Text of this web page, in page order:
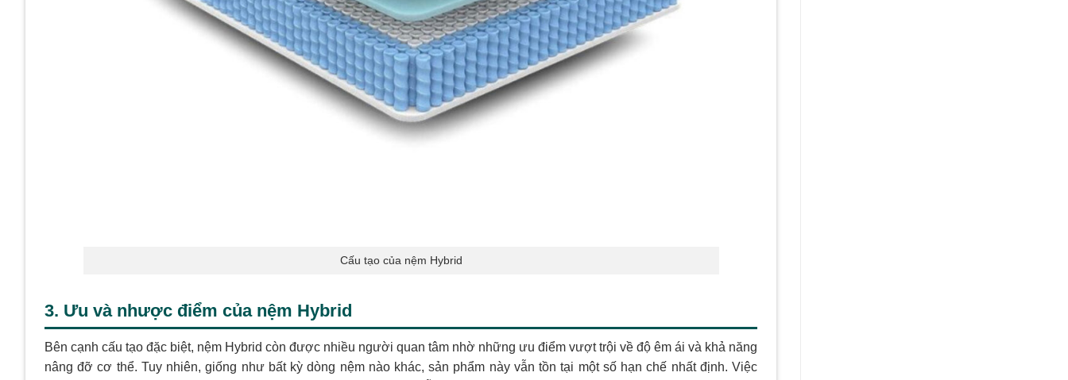
Cấu tạo của nệm Hybrid
3. Ưu và nhược điểm của nệm Hybrid
Bên cạnh cấu tạo đặc biệt, nệm Hybrid còn được nhiều người quan tâm nhờ những ưu điểm vượt trội về độ êm ái và khả năng
nâng đỡ cơ thể. Tuy nhiên, giống như bất kỳ dòng nệm nào khác, sản phẩm này vẫn tồn tại một số hạn chế nhất định. Việc